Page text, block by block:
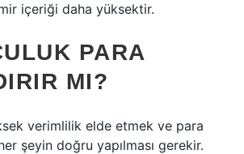
içeriği daha yüksektir.
PARA
MI?
verimlilik elde etmek ve para
şeyin doğru yapılması gerekir.